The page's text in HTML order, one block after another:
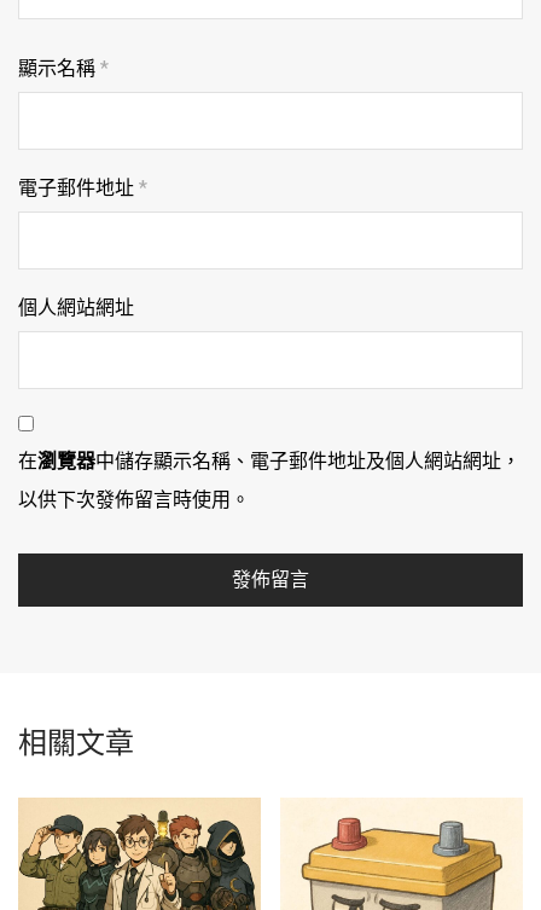
顯示名稱 *
電子郵件地址 *
個人網站網址
在瀏覽器中儲存顯示名稱、電子郵件地址及個人網站網址，
以供下次發佈留言時使用。
相關文章